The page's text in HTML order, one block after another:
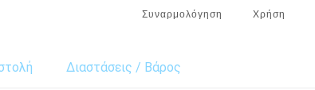
Συναρμολόγηση Χρήση
Διαστάσεις / Βάρος